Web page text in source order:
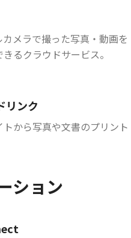
メラで撮った写真・動画を
るクラウドサービス。
リンク
から写真や文書のプリント
ション